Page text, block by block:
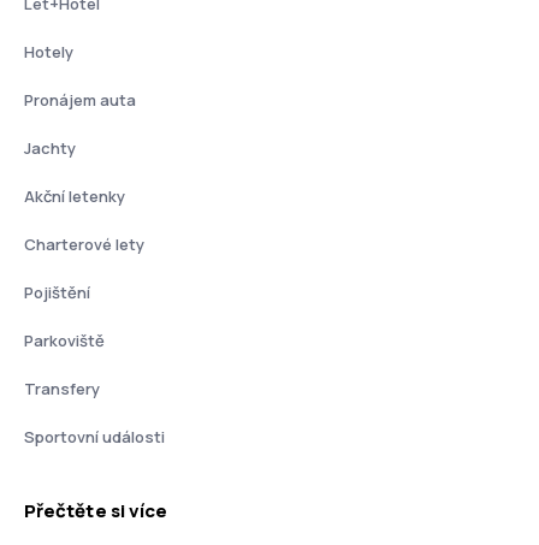
Hotely
Pronájem auta
Jachty
Akční letenky
Charterové lety
Pojištění
Parkoviště
Transfery
Sportovní události
Přečtěte si více